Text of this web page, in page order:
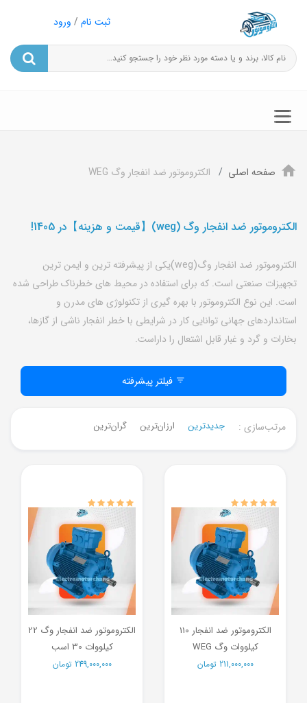
ثبت نام / ورود
صفحه اصلی الکتروموتور ضد انفجار وگ WEG
الکتروموتور ضد انفجار وگ (weg)【قیمت و هزینه】در 1405!
الکتروموتور ضد انفجار وگ(weg)یکی از پیشرفته ترین و ایمن ترین
تجهیزات صنعتی است. که برای استفاده در محیط های خطرناک طراحی شده
است. این نوع الکتروموتور با بهره گیری از تکنولوژی های مدرن و
استانداردهای جهانی توانایی کار در شرایطی با خطر انفجار ناشی از گازها،
بخارات و گرد و غبار قابل اشتعال را داراست.
مرتب‌سازی : جدیدترین ارزان‌ترین گران‌ترین
الکتروموتور ضد انفجار 110
کیلووات وگ WEG
211,000,000 تومان
الکتروموتور ضد انفجار وگ 22
کیلووات 30 اسب
249,000,000 تومان